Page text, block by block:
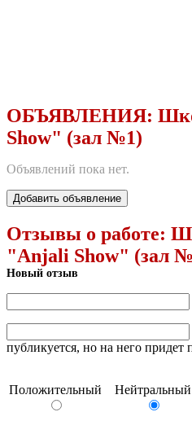
ОБЪЯВЛЕНИЯ:
Show" (зал №1)
Объявлений пока нет.
Добавить объявление
Отзывы о работе:
"Аnjali Show" (зал
Новый отзыв
публикуется, но на него придет
Положительный Нейтральный